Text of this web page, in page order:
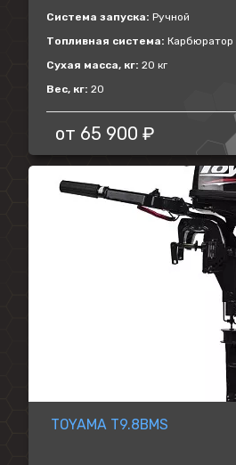
Система запуска: Ручной
Топливная система: Карбюратор
Сухая масса, кг: 20 кг
Вес, кг: 20
от 65 900 ₽
TOYAMA T9.8BMS